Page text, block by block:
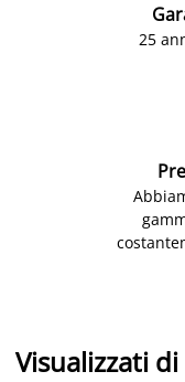
25
Visualizzati